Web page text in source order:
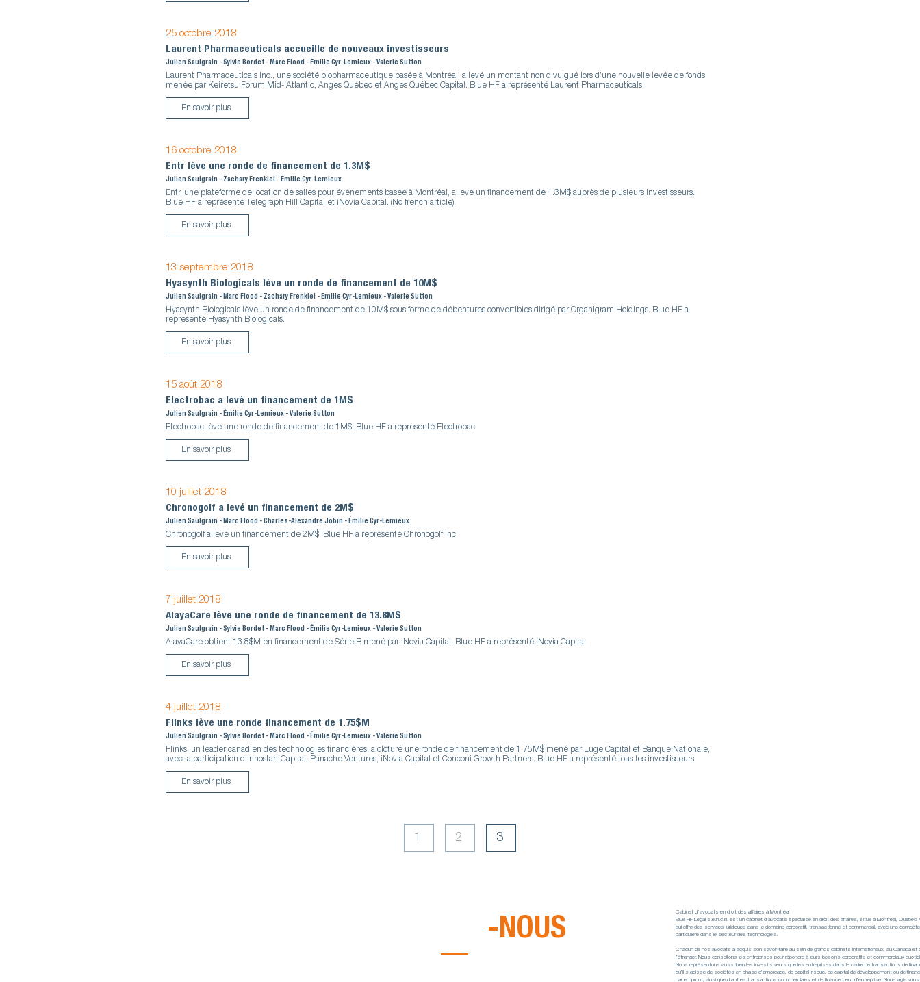
25 octobre 2018
Laurent Pharmaceuticals accueille de nouveaux investisseurs
Julien Saulgrain - Sylvie Bordet - Marc Flood - Émilie Cyr-Lemieux - Valerie Sutton
Laurent Pharmaceuticals Inc., une société biopharmaceutique basée à Montréal, a levé un montant non divulgué lors d’une nouvelle levée de fonds
menée par Keiretsu Forum Mid- Atlantic, Anges Québec et Anges Québec Capital. Blue HF a représenté Laurent Pharmaceuticals.
En savoir plus
16 octobre 2018
Entr lève une ronde de financement de 1.3M$
Julien Saulgrain - Zachary Frenkiel - Émilie Cyr-Lemieux
Entr, une plateforme de location de salles pour événements basée à Montréal, a levé un financement de 1.3M$ auprès de plusieurs investisseurs.
Blue HF a représenté Telegraph Hill Capital et iNovia Capital. (No french article).
En savoir plus
13 septembre 2018
Hyasynth Biologicals lève un ronde de financement de 10M$
Julien Saulgrain - Marc Flood - Zachary Frenkiel - Émilie Cyr-Lemieux - Valerie Sutton
Hyasynth Biologicals lève un ronde de financement de 10M$ sous forme de débentures convertibles dirigé par Organigram Holdings. Blue HF a
representé Hyasynth Biologicals.
En savoir plus
15 août 2018
Electrobac a levé un financement de 1M$
Julien Saulgrain - Émilie Cyr-Lemieux - Valerie Sutton
Electrobac lève une ronde de financement de 1M$. Blue HF a representé Electrobac.
En savoir plus
10 juillet 2018
Chronogolf a levé un financement de 2M$
Julien Saulgrain - Marc Flood - Charles-Alexandre Jobin - Émilie Cyr-Lemieux
Chronogolf a levé un financement de 2M$. Blue HF a représenté Chronogolf Inc.
En savoir plus
7 juillet 2018
AlayaCare lève une ronde de financement de 13.8M$
Julien Saulgrain - Sylvie Bordet - Marc Flood - Émilie Cyr-Lemieux - Valerie Sutton
AlayaCare obtient 13.8$M en financement de Série B mené par iNovia Capital. Blue HF a représenté iNovia Capital.
En savoir plus
4 juillet 2018
Flinks lève une ronde financement de 1.75$M
Julien Saulgrain - Sylvie Bordet - Marc Flood - Émilie Cyr-Lemieux - Valerie Sutton
Flinks, un leader canadien des technologies financières, a clôturé une ronde de financement de 1.75M$ mené par Luge Capital et Banque Nationale,
avec la participation d’Innostart Capital, Panache Ventures, iNovia Capital et Conconi Growth Partners. Blue HF a représenté tous les investisseurs.
En savoir plus
1 2 3
-NOUS
Appelez-nous ou envoyez-nous un courriel. C'est avec plaisir que nous pourrons discuter de vos besoins.
Cabinet d'avocats en droit des affaires à Montréal
Blue HF Légal s.e.n.c.r.l. est un cabinet d’avocats spécialisé en droit des affaires, situé à Montréal, Québec,
qui offre des services juridiques dans le domaine corporatif, transactionnel et commercial, avec une
particulière dans le secteur des technologies.
Chacun de nos avocats a acquis son savoir-faire au sein de grands cabinets internationaux, au Canada et
l’étranger. Nous conseillons les entreprises pour répondre à leurs besoins corporatifs et commerciaux
Nous représentons aussi bien les investisseurs que les entreprises dans le cadre de transactions de
qu’il s’agisse de sociétés en phase d’amorçage, de capital-risque, de capital de développement ou de
par emprunt, ainsi que d’autres transactions commerciales et de financement d’entreprise. Nous agissons